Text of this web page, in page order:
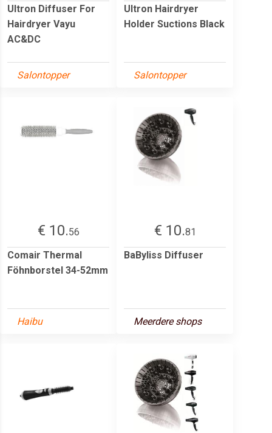
Ultron Diffuser For
Hairdryer Vayu
AC&DC
Salontopper
Ultron Hairdryer
Holder Suctions Black
Salontopper
€ 10.56
Comair Thermal
Föhnborstel 34-52mm
Haibu
€ 10.81
BaByliss Diffuser
Meerdere shops